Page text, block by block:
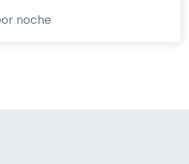
noche